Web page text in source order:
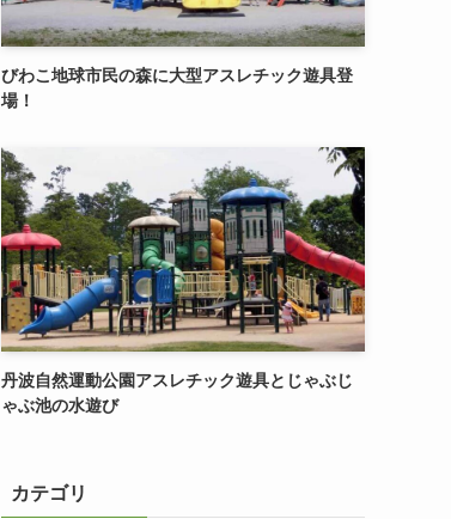
びわこ地球市民の森に大型アスレチック遊具登
場！
丹波自然運動公園アスレチック遊具とじゃぶじ
ゃぶ池の水遊び
カテゴリ